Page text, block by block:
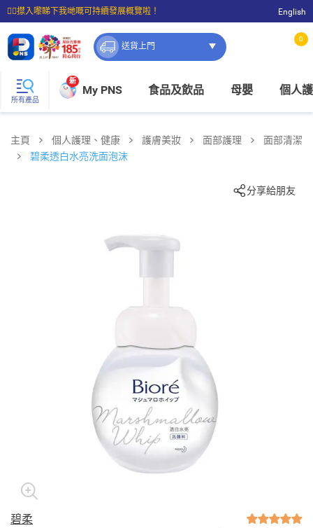
☝🏼㩒入嚟睇下我哋嘅可持續發展概覽啦！
⭐購物滿$399即享免費送貨；滿$100即可免費店取。
English
送貨上門
0
所有產品
新
My PNS 食品及飲品 母嬰 個人
主頁 個人護理、健康 護膚美妝 面部護理
面部清潔
碧柔透白水亮洗面泡沫
分享給朋友
碧柔